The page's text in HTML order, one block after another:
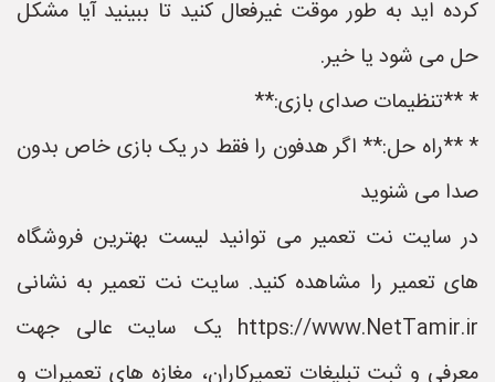
کرده اید به طور موقت غیرفعال کنید تا ببینید آیا مشکل
حل می شود یا خیر.
* **تنظیمات صدای بازی:**
* **راه حل:** اگر هدفون را فقط در یک بازی خاص بدون
صدا می شنوید
در سایت نت تعمیر می توانید لیست بهترین فروشگاه
های تعمیر را مشاهده کنید. سایت نت تعمیر به نشانی
https://www.NetTamir.ir یک سایت عالی جهت
معرفی و ثبت تبلیغات تعمیرکاران، مغازه های تعمیرات و